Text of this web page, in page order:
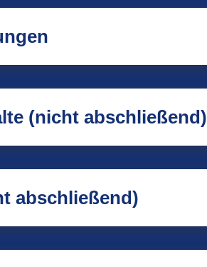
(nicht abschließend)
abschließend)